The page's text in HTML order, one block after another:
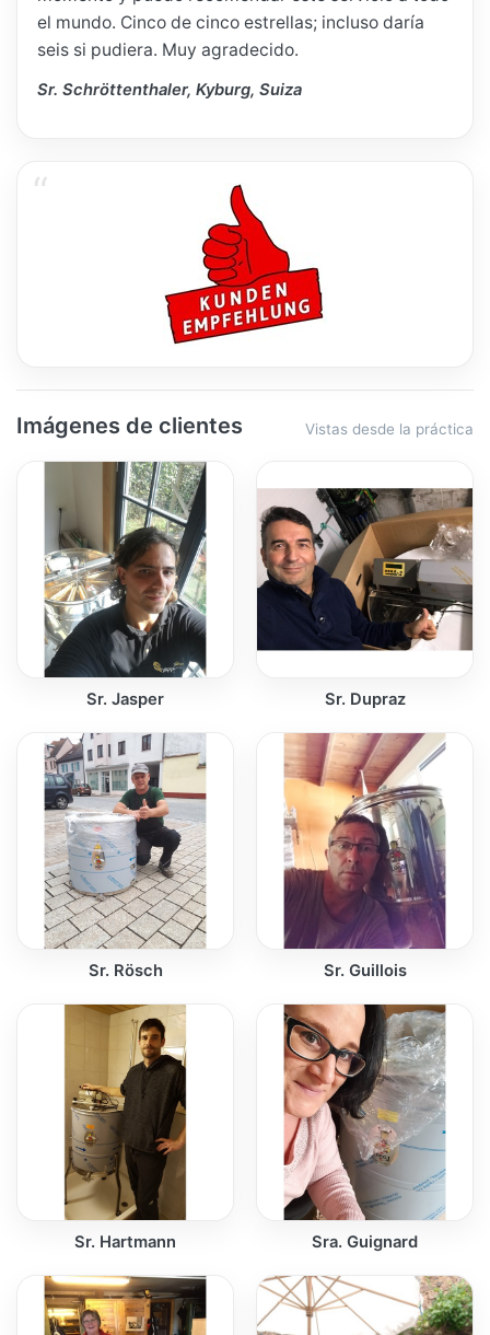
el mundo. Cinco de cinco estrellas; incluso daría
seis si pudiera. Muy agradecido.
Sr. Schröttenthaler, Kyburg, Suiza
Imágenes de clientes Vistas desde la práctica
Sr. Jasper Sr. Dupraz
Sr. Rösch Sr. Guillois
Sr. Hartmann Sra. Guignard